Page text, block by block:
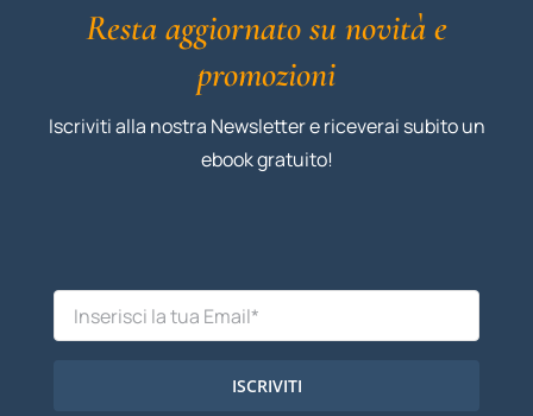
Resta aggiornato su novità e
promozioni
Iscriviti alla nostra Newsletter e riceverai subito un
ebook gratuito!
ISCRIVITI